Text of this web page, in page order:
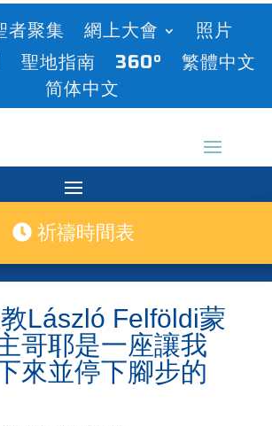
者聚集 網上大會
照片
聖地指南 360°
繁體中文
简体中文
祈禱時間表
László Felföldi蒙
哥耶是一座讓我
來並停下腳步的